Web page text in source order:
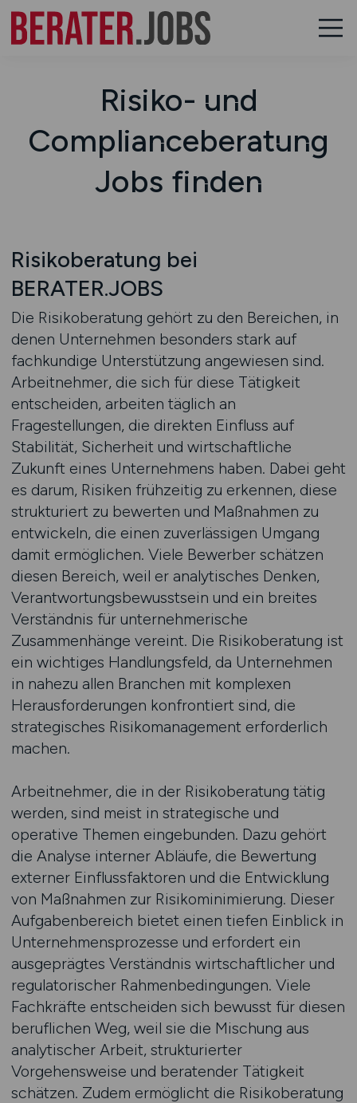
Risiko- und
Complianceberatung
Jobs finden
Risikoberatung bei
BERATER.JOBS
Die Risikoberatung gehört zu den Bereichen, in
denen Unternehmen besonders stark auf
fachkundige Unterstützung angewiesen sind.
Arbeitnehmer, die sich für diese Tätigkeit
entscheiden, arbeiten täglich an
Fragestellungen, die direkten Einfluss auf
Stabilität, Sicherheit und wirtschaftliche
Zukunft eines Unternehmens haben. Dabei geht
es darum, Risiken frühzeitig zu erkennen, diese
strukturiert zu bewerten und Maßnahmen zu
entwickeln, die einen zuverlässigen Umgang
damit ermöglichen. Viele Bewerber schätzen
diesen Bereich, weil er analytisches Denken,
Verantwortungsbewusstsein und ein breites
Verständnis für unternehmerische
Zusammenhänge vereint. Die Risikoberatung ist
ein wichtiges Handlungsfeld, da Unternehmen
in nahezu allen Branchen mit komplexen
Herausforderungen konfrontiert sind, die
strategisches Risikomanagement erforderlich
machen.
Arbeitnehmer, die in der Risikoberatung tätig
werden, sind meist in strategische und
operative Themen eingebunden. Dazu gehört
die Analyse interner Abläufe, die Bewertung
externer Einflussfaktoren und die Entwicklung
von Maßnahmen zur Risikominimierung. Dieser
Aufgabenbereich bietet einen tiefen Einblick in
Unternehmensprozesse und erfordert ein
ausgeprägtes Verständnis wirtschaftlicher und
regulatorischer Rahmenbedingungen. Viele
Fachkräfte entscheiden sich bewusst für diesen
beruflichen Weg, weil sie die Mischung aus
analytischer Arbeit, strukturierter
Vorgehensweise und beratender Tätigkeit
schätzen. Zudem ermöglicht die Risikoberatung